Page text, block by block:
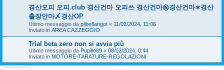
경산오피 오피.club 경산건마 오피쓰 경산건마㊗경산건마∗경산
출장안마〆경산OP
Ultimo messaggio da piibeflangot « 11/02/2024, 11:06
Inviato in AREA CAZZEGGIO
Trial beta zero non si avvia più
Ultimo messaggio da Pupillo89 « 08/02/2024, 0:44
Inviato in MOTORE-TARATURE-REGOLAZIONI